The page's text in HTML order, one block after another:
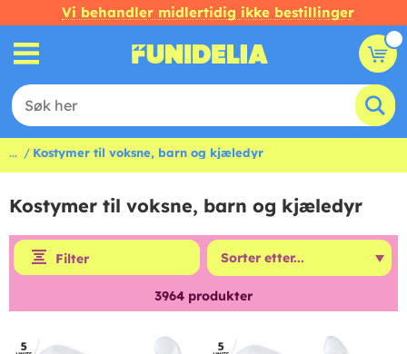
Vi behandler midlertidig ikke bestillinger
... Kostymer til voksne, barn og kjæledyr
Kostymer til voksne, barn og kjæledyr
Filter
3964 produkter